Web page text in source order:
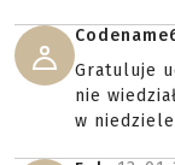
Gratuluje
nie
w niedziele